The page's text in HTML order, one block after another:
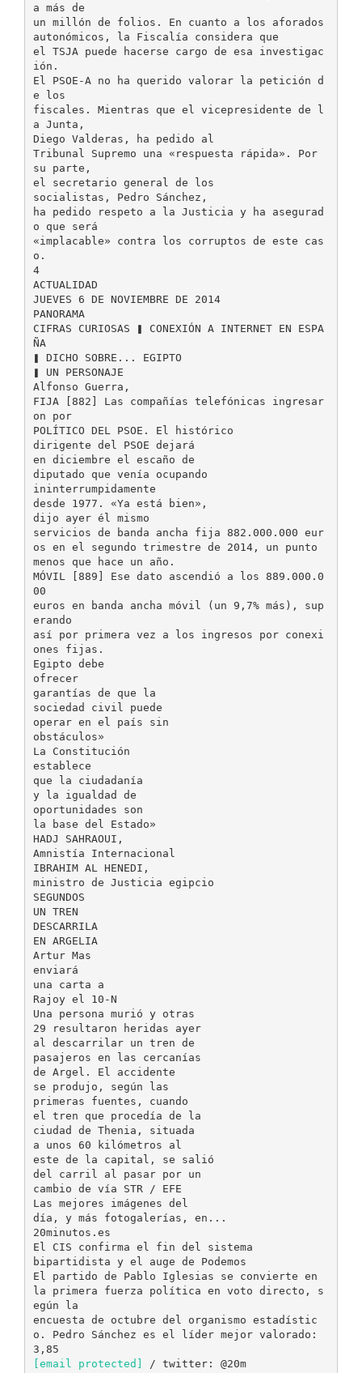
a más de
un millón de folios. En cuanto a los aforados
autonómicos, la Fiscalía considera que
el TSJA puede hacerse cargo de esa investigac
ión.
El PSOE-A no ha querido valorar la petición d
e los
fiscales. Mientras que el vicepresidente de l
a Junta,
Diego Valderas, ha pedido al
Tribunal Supremo una «respuesta rápida». Por
su parte,
el secretario general de los
socialistas, Pedro Sánchez,
ha pedido respeto a la Justicia y ha asegurad
o que será
«implacable» contra los corruptos de este cas
o.
4
ACTUALIDAD
JUEVES 6 DE NOVIEMBRE DE 2014
PANORAMA
CIFRAS CURIOSAS ❚ CONEXIÓN A INTERNET EN ESPA
ÑA
❚ DICHO SOBRE... EGIPTO
❚ UN PERSONAJE
Alfonso Guerra,
FIJA [882] Las compañías telefónicas ingresar
on por
POLÍTICO DEL PSOE. El histórico
dirigente del PSOE dejará
en diciembre el escaño de
diputado que venía ocupando
ininterrumpidamente
desde 1977. «Ya está bien»,
dijo ayer él mismo
servicios de banda ancha fija 882.000.000 eur
os en el segundo trimestre de 2014, un punto
menos que hace un año.
MÓVIL [889] Ese dato ascendió a los 889.000.0
00
euros en banda ancha móvil (un 9,7% más), sup
erando
así por primera vez a los ingresos por conexi
ones fijas.
Egipto debe
ofrecer
garantías de que la
sociedad civil puede
operar en el país sin
obstáculos»
La Constitución
establece
que la ciudadanía
y la igualdad de
oportunidades son
la base del Estado»
HADJ SAHRAOUI,
Amnistía Internacional
IBRAHIM AL HENEDI,
ministro de Justicia egipcio
SEGUNDOS
UN TREN
DESCARRILA
EN ARGELIA
Artur Mas
enviará
una carta a
Rajoy el 10-N
Una persona murió y otras
29 resultaron heridas ayer
al descarrilar un tren de
pasajeros en las cercanías
de Argel. El accidente
se produjo, según las
primeras fuentes, cuando
el tren que procedía de la
ciudad de Thenia, situada
a unos 60 kilómetros al
este de la capital, se salió
del carril al pasar por un
cambio de vía STR / EFE
Las mejores imágenes del
día, y más fotogalerías, en...
20minutos.es
El CIS confirma el fin del sistema
bipartidista y el auge de Podemos
El partido de Pablo Iglesias se convierte en
la primera fuerza política en voto directo, s
egún la
encuesta de octubre del organismo estadístic
o. Pedro Sánchez es el líder mejor valorado:
[email protected]
/ twitter: @20m